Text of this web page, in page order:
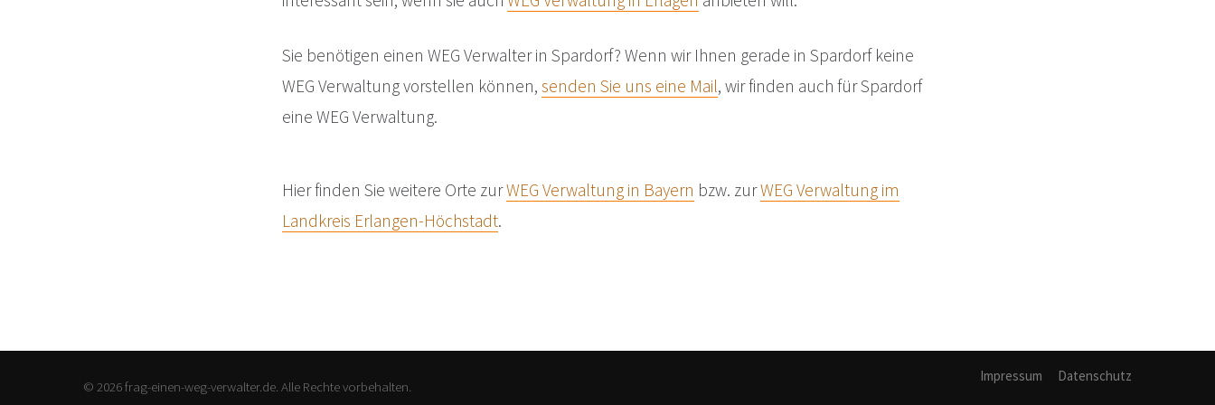
Sie benötigen einen WEG Verwalter in Spardorf? Wenn wir Ihnen gerade in Spardorf keine
WEG Verwaltung vorstellen können, senden Sie uns eine Mail, wir finden auch für Spardorf
eine WEG Verwaltung.
Hier finden Sie weitere Orte zurWEG Verwaltung in Bayern bzw. zurWEG Verwaltung im
Landkreis Erlangen-Höchstadt.
© 2026 frag-einen-weg-verwalter.de. Alle Rechte vorbehalten.
Impressum Datenschutz